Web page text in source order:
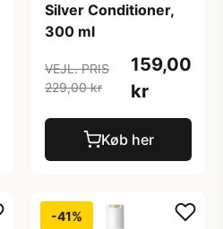
Silver Conditioner,
300 ml
VEJL. PRIS
229,00 kr
159,00
kr
Køb her
-41%